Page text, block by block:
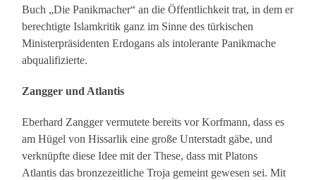
Buch „Die Panikmacher“ an die Öffentlichkeit trat, in dem er
berechtigte Islamkritik ganz im Sinne des türkischen
Ministerpräsidenten Erdogans als intolerante Panikmache
abqualifizierte.
Zangger und Atlantis
Eberhard Zangger vermutete bereits vor Korfmann, dass es
am Hügel von Hissarlik eine große Unterstadt gäbe, und
verknüpfte diese Idee mit der These, dass mit Platons
Atlantis das bronzezeitliche Troja gemeint gewesen sei. Mit